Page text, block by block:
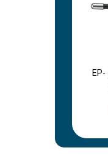
شارژر 25 وات سامسونگ مدل EP-